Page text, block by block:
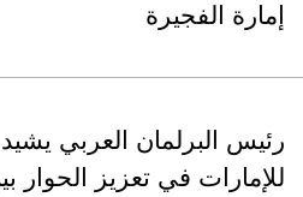
إمارة الفجيرة
رئيس البرلمان العربي
للإمارات في تعزيز الحوار